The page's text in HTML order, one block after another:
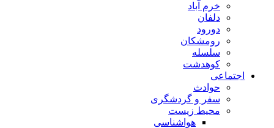
خرم آباد
دلفان
دورود
رومشکان
سلسله
کوهدشت
اجتماعی
حوادث
سفر و گردشگری
محیط زیست
هواشناسی